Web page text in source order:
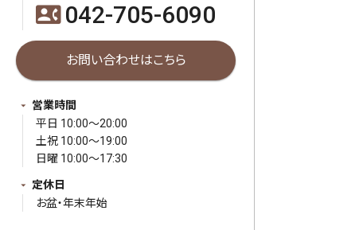
contact_phone042-705-6090
お問い合わせはこちら
営業時間
平日 10:00～20:00
土祝 10:00～19:00
日曜 10:00～17:30
定休日
お盆・年末年始